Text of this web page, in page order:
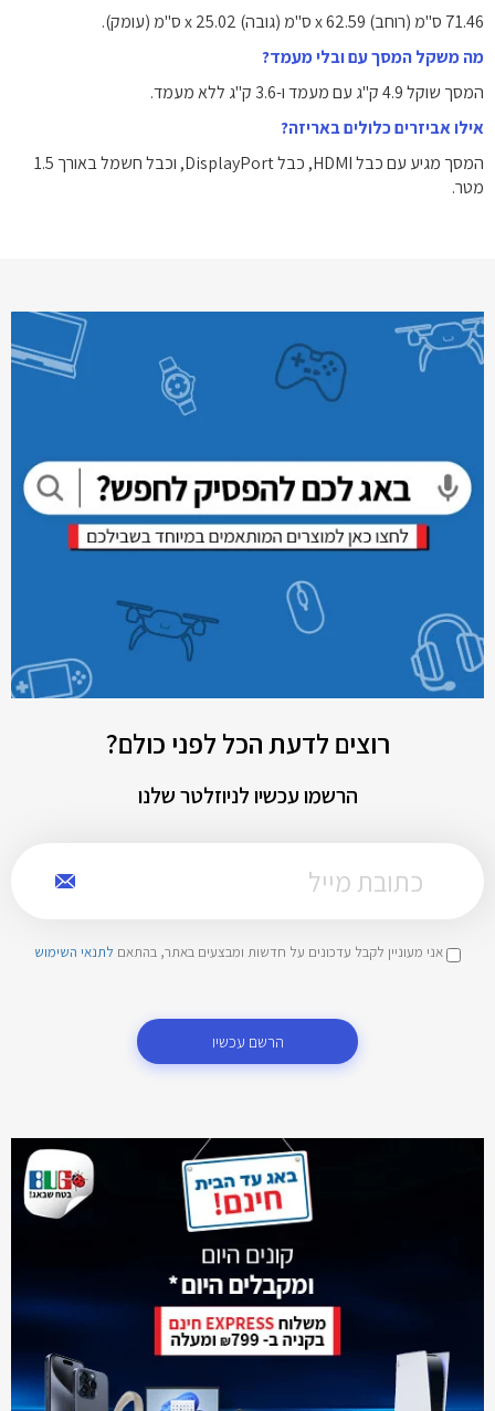
71.46 ס"מ (רוחב) x ‎62.59 ס"מ‎ (גובה) x ‎25.02 ס"מ‎ (עומק).
מה משקל המסך עם ובלי מעמד?
המסך שוקל ‎4.9 ק"ג‎ עם מעמד ו-‎3.6 ק"ג‎ ללא מעמד.
אילו אביזרים כלולים באריזה?
המסך מגיע עם כבל HDMI, כבל DisplayPort, וכבל חשמל באורך ‎1.5
מטר‎.
רוצים לדעת הכל לפני כולם?
הרשמו עכשיו לניוזלטר שלנו
אני מעוניין לקבל עדכונים על חדשות ומבצעים באתר, בהתאם לתנאי השימוש
הרשם עכשיו